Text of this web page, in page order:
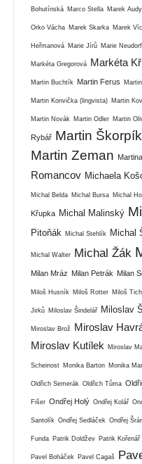
Bohutínská Marco Stella Marek Audy
Orko Vácha Marek Skarka Marek
Heřmanová Marie Jírů Marie
Markéta Gregorová Markéta
Martin Buchtík Martin Ferus
Martin Konvička (lingvista) Martin
Martin Novák Martin Odler Martin
Rybář Martin Škorpík
Martin Zeman
Romancov Michaela
Michal Belda Michal Bursa Michal
Křupka Michal Malinský
Pitoňák Michal Stehlík Michal
Michal Walter Michal Žák
Milan Mráz Milan Petrák Milan
Miloš Husník Miloš Rotter Miloš
Jirků Miloslav Šindelář Miloslav
Miroslav Brož Miroslav
Miroslav Kutílek Miroslav
Scheinost Monika Barton Monika
Oldřich Semerák Oldřich Tůma
Fišer Ondřej Holý Ondřej Kolář
Santolík Ondřej Sedláček Ondřej
Funda Patrik Doldžev Patrik Kořenář
Pavel Boháček Pavel Cagaš